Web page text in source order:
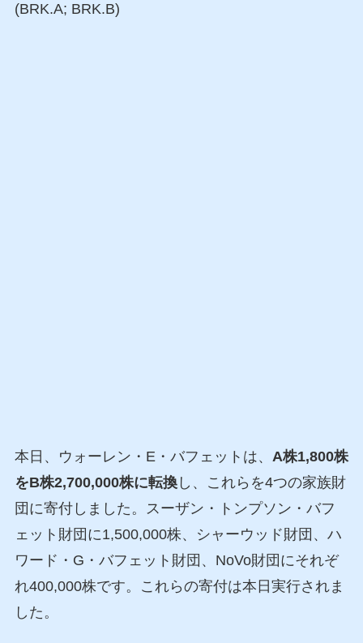
(BRK.A; BRK.B)
本日、ウォーレン・E・バフェットは、 A株1,800株
をB株2,700,000株に転換し、これらを4つの家族財
団に寄付しました。スーザン・トンプソン・バフ
ェット財団に1,500,000株、シャーウッド財団、ハ
ワード・G・バフェット財団、NoVo財団にそれぞ
れ400,000株です。これらの寄付は本日実行されま
した。